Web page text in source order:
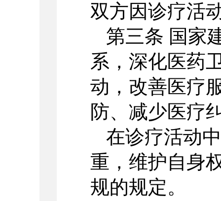
双方因诊疗活
第三条 国家
系，深化医药
动，改善医疗
防、减少医疗
在诊疗活动
重，维护自身
规的规定。